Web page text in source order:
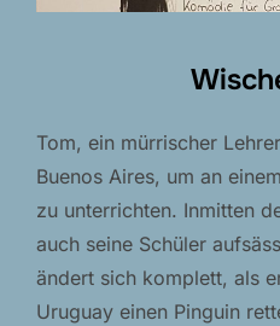
Tom, ein mürrischer
Buenos Aires, um an
zu unterrichten. Inmitten
auch seine Schüler
ändert sich komplett, als
Uruguay einen Pinguin